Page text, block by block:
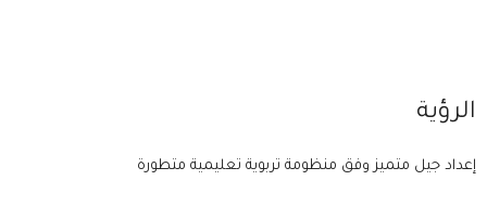
الرؤية
إعداد جيل متميز وفق منظومة تربوية تعليمية متطورة